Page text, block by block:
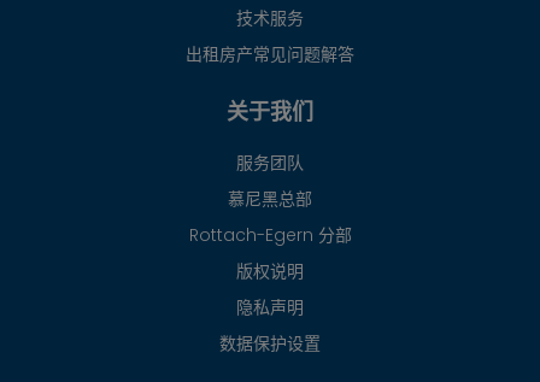
技术服务
出租房产常见问题解答
关于我们
服务团队
慕尼黑总部
Rottach-Egern 分部
版权说明
隐私声明
数据保护设置